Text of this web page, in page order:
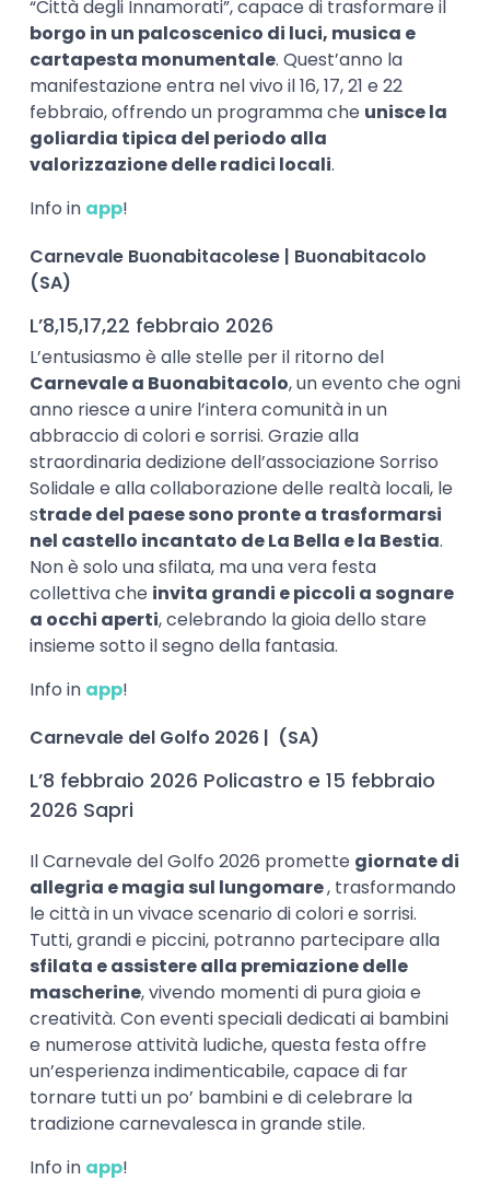
“Città degli Innamorati”, capace di trasformare il
borgo in un palcoscenico di luci, musica e
cartapesta monumentale. Quest’anno la
manifestazione entra nel vivo il 16, 17, 21 e 22
febbraio, offrendo un programma che unisce la
goliardia tipica del periodo alla
valorizzazione delle radici locali.
Info in app!
Carnevale Buonabitacolese | Buonabitacolo
(SA)
L’8,15,17,22 febbraio 2026
L’entusiasmo è alle stelle per il ritorno del
Carnevale a Buonabitacolo, un evento che ogni
anno riesce a unire l’intera comunità in un
abbraccio di colori e sorrisi. Grazie alla
straordinaria dedizione dell’associazione Sorriso
Solidale e alla collaborazione delle realtà locali, le
strade del paese sono pronte a trasformarsi
nel castello incantato de La Bella e la Bestia.
Non è solo una sfilata, ma una vera festa
collettiva che invita grandi e piccoli a sognare
a occhi aperti, celebrando la gioia dello stare
insieme sotto il segno della fantasia.
Info in app!
Carnevale del Golfo 2026 | (SA)
L’8 febbraio 2026 Policastro e 15 febbraio
2026 Sapri
Il Carnevale del Golfo 2026 promette giornate di
allegria e magia sul lungomare, trasformando
le città in un vivace scenario di colori e sorrisi.
Tutti, grandi e piccini, potranno partecipare alla
sfilata e assistere alla premiazione delle
mascherine, vivendo momenti di pura gioia e
creatività. Con eventi speciali dedicati ai bambini
e numerose attività ludiche, questa festa offre
un’esperienza indimenticabile, capace di far
tornare tutti un po’ bambini e di celebrare la
tradizione carnevalesca in grande stile.
Info in app!